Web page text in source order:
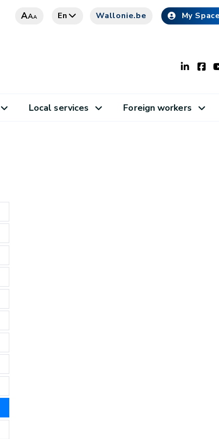
AAA En Wallonie.be My
Local services Foreign workers